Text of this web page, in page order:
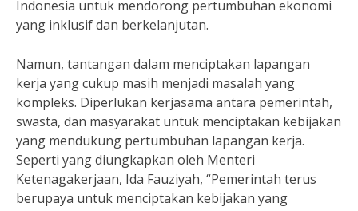
Indonesia untuk mendorong pertumbuhan ekonomi
yang inklusif dan berkelanjutan.
Namun, tantangan dalam menciptakan lapangan
kerja yang cukup masih menjadi masalah yang
kompleks. Diperlukan kerjasama antara pemerintah,
swasta, dan masyarakat untuk menciptakan kebijakan
yang mendukung pertumbuhan lapangan kerja.
Seperti yang diungkapkan oleh Menteri
Ketenagakerjaan, Ida Fauziyah, “Pemerintah terus
berupaya untuk menciptakan kebijakan yang